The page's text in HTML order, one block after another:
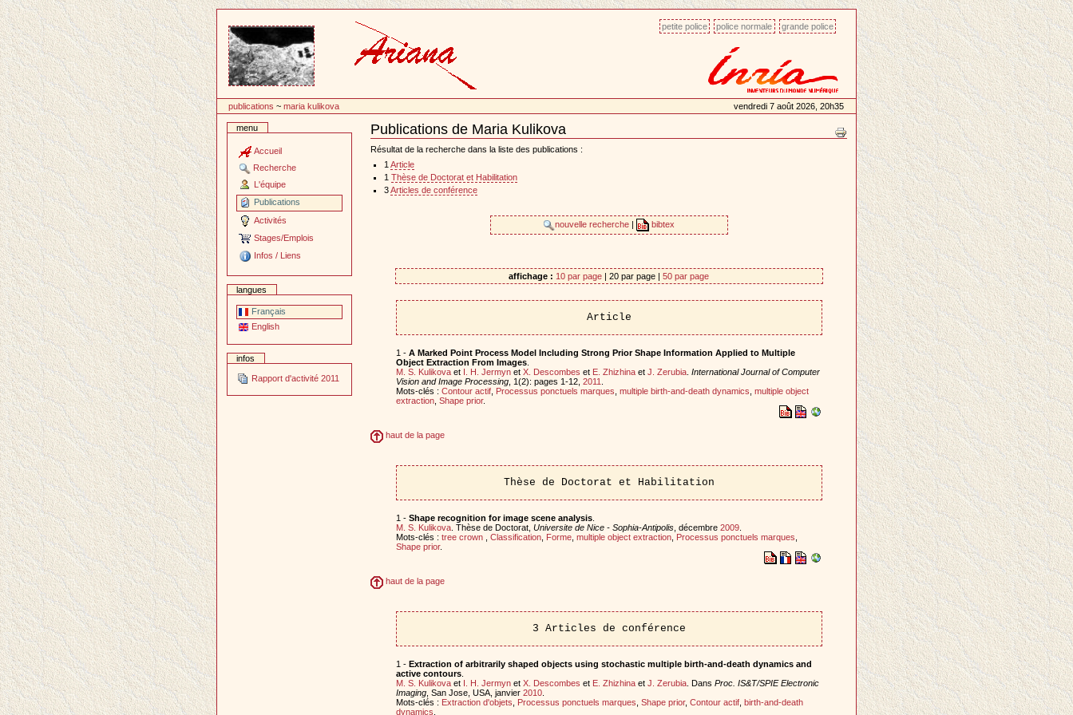
contenu
petite police police normale grande police
publications ~maria kulikova vendredi 7 août 2026, 20h35
menu
Accueil
Recherche
L'équipe
Publications
Activités
Stages/Emplois
Infos / Liens
langues
Français
English
infos
Rapport d'activité 2011
Publications de Maria Kulikova
Document
Actions
Résultat de la recherche dans la liste des publications :
1 Article
1 Thèse de Doctorat et Habilitation
3Articles de conférence
nouvelle recherche bibtex
affichage : 10 par page | 20 par page | 50 par page
Article
1 - A Marked Point Process Model Including Strong Prior Shape Information Applied to Multiple
Object Extraction From Images.
M. S. Kulikovaet I. H. Jermynet X. Descombes et E. Zhizhinaet J. Zerubia. International Journal of Computer
Vision and Image Processing, 1(2): pages 1-12, 2011
Mots-clés : Contour actif, Processus ponctuels marques multiple birth-and-death dynamics multiple object
extraction, Shape prior.
haut de la page
Thèse de Doctorat et Habilitation
1 - Shape recognition for image scene analysis.
M. S. Kulikova. Thèse de Doctorat, Universite de Nice - Sophia-Antipolis, décembre 2009.
Mots-clés : tree crown Classification, Forme, multiple object extraction, Processus ponctuels marques
Shape prior.
haut de la page
3 Articles de conférence
1 - Extraction of arbitrarily shaped objects using stochastic multiple birth-and-death dynamics and
active contours.
M. S. Kulikovaet I. H. Jermynet X. Descombes et E. Zhizhinaet J. Zerubia. Dans Proc. IS&T/SPIE Electronic
Imaging, San Jose, USA, janvier 2010.
Mots-clés : Extraction d'objets Processus ponctuels marques Shape prior, Contour actif, birth-and-death
dynamics